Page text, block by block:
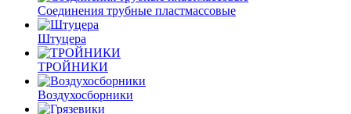
Соединения трубные пластмассовые
Штуцера
ТРОЙНИКИ
Воздухосборники